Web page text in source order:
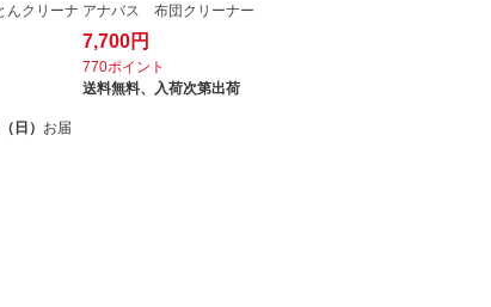
クリーナ
日） お届
アナバス 布団クリーナー
7,700円
770ポイント
送料無料、
入荷次第出荷